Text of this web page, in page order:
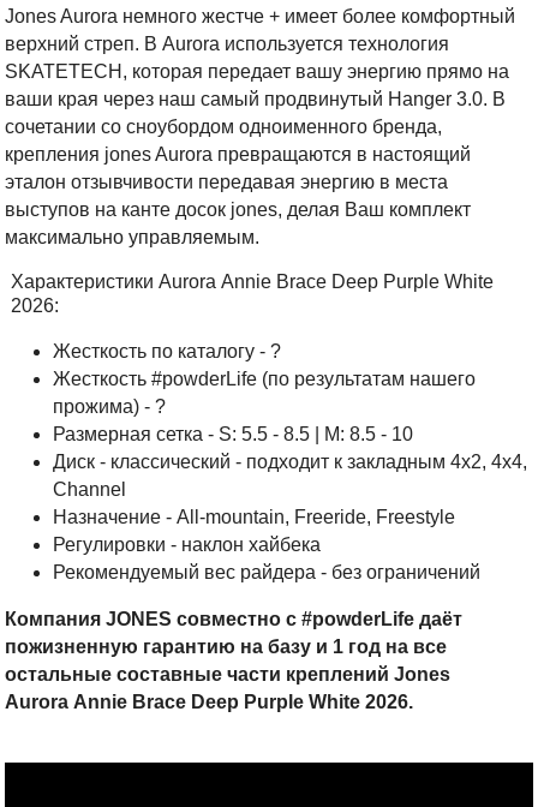
Jones Aurora немного жестче + имеет более комфортный
верхний стреп. В Aurora используется технология
SKATETECH, которая передает вашу энергию прямо на
ваши края через наш самый продвинутый Hanger 3.0. В
сочетании со сноубордом одноименного бренда,
крепления jones Aurora превращаются в настоящий
эталон отзывчивости передавая энергию в места
выступов на канте досок jones, делая Ваш комплект
максимально управляемым.
Характеристики Aurora Annie Brace Deep Purple White
2026:
Жесткость по каталогу - ?
Жесткость #powderLife (по результатам нашего
прожима) - ?
Размерная сетка - S: 5.5 - 8.5 | M: 8.5 - 10
Диск - классический - подходит к закладным 4x2, 4x4,
Channel
Назначение - All-mountain, Freeride, Freestyle
Регулировки - наклон хайбека
Рекомендуемый вес райдера - без ограничений
Компания JONES совместно с #powderLife даёт
пожизненную гарантию на базу и 1 год на все
остальные составные части креплений Jones
Aurora Annie Brace Deep Purple White 2026.